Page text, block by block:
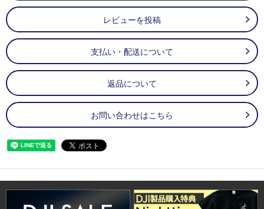
レビューを投稿
支払い・配送について
返品について
お問い合わせはこちら